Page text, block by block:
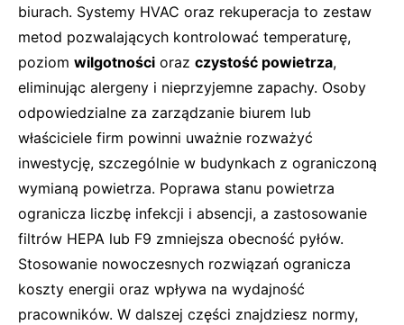
biurach. Systemy HVAC oraz rekuperacja to zestaw
metod pozwalających kontrolować temperaturę,
poziom wilgotności oraz czystość powietrza,
eliminując alergeny i nieprzyjemne zapachy. Osoby
odpowiedzialne za zarządzanie biurem lub
właściciele firm powinni uważnie rozważyć
inwestycję, szczególnie w budynkach z ograniczoną
wymianą powietrza. Poprawa stanu powietrza
ogranicza liczbę infekcji i absencji, a zastosowanie
filtrów HEPA lub F9 zmniejsza obecność pyłów.
Stosowanie nowoczesnych rozwiązań ogranicza
koszty energii oraz wpływa na wydajność
pracowników. W dalszej części znajdziesz normy,